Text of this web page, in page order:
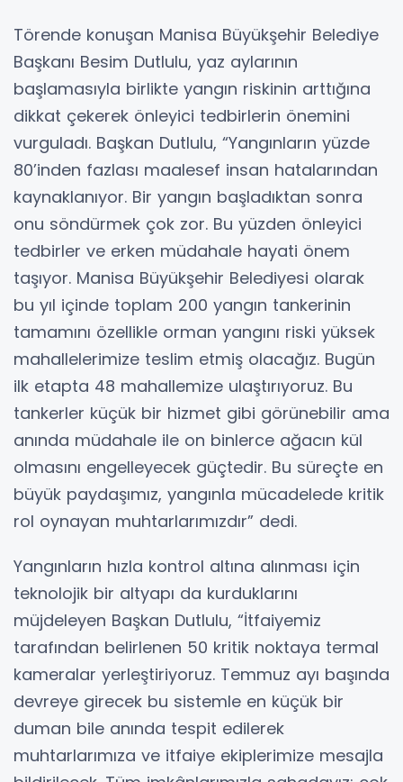
Törende konuşan Manisa Büyükşehir Belediye
Başkanı Besim Dutlulu, yaz aylarının
başlamasıyla birlikte yangın riskinin arttığına
dikkat çekerek önleyici tedbirlerin önemini
vurguladı. Başkan Dutlulu, “Yangınların yüzde
80’inden fazlası maalesef insan hatalarından
kaynaklanıyor. Bir yangın başladıktan sonra
onu söndürmek çok zor. Bu yüzden önleyici
tedbirler ve erken müdahale hayati önem
taşıyor. Manisa Büyükşehir Belediyesi olarak
bu yıl içinde toplam 200 yangın tankerinin
tamamını özellikle orman yangını riski yüksek
mahallelerimize teslim etmiş olacağız. Bugün
ilk etapta 48 mahallemize ulaştırıyoruz. Bu
tankerler küçük bir hizmet gibi görünebilir ama
anında müdahale ile on binlerce ağacın kül
olmasını engelleyecek güçtedir. Bu süreçte en
büyük paydaşımız, yangınla mücadelede kritik
rol oynayan muhtarlarımızdır” dedi.
Yangınların hızla kontrol altına alınması için
teknolojik bir altyapı da kurduklarını
müjdeleyen Başkan Dutlulu, “İtfaiyemiz
tarafından belirlenen 50 kritik noktaya termal
kameralar yerleştiriyoruz. Temmuz ayı başında
devreye girecek bu sistemle en küçük bir
duman bile anında tespit edilerek
muhtarlarımıza ve itfaiye ekiplerimize mesajla